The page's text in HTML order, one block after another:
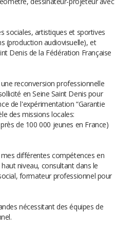
sociales, artistiques et sportives
(production audiovisuelle), et
Denis de la Fédération Française
reconversion professionnelle
en Seine Saint Denis pour
de l'expérimentation “Garantie
des missions locales:
de 100 000 jeunes en France)
différentes compétences en
niveau, consultant dans le
formateur professionnel pour
nécessitant des équipes de